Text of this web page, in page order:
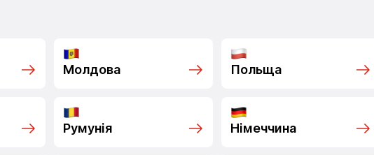
Молдова Польща
Румунія Німеччина